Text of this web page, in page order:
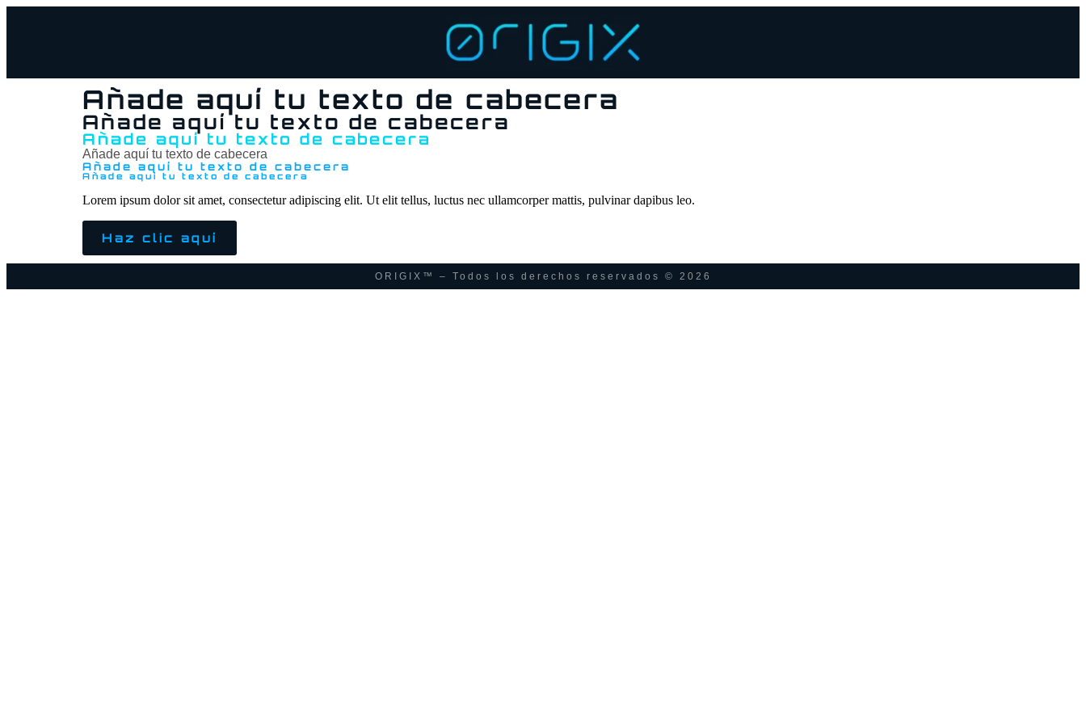
Añade aquí tu texto de cabecera
Añade aquí tu texto de cabecera
Añade aquí tu texto de cabecera
Añade aquí tu texto de cabecera
Añade aquí tu texto de cabecera
Añade aquí tu texto de cabecera
Lorem ipsum dolor sit amet, consectetur adipiscing elit. Ut elit tellus, luctus nec ullamcorper mattis, pulvinar dapibus leo.
Haz clic aquí
ORIGIX™ – Todos los derechos reservados © 2026